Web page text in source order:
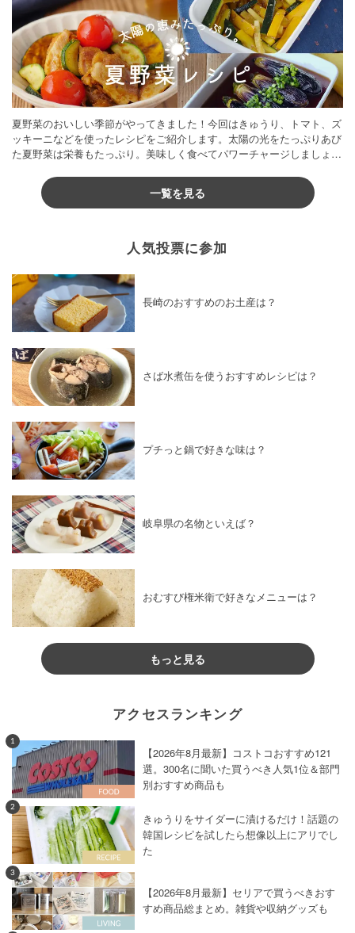
夏野菜のおいしい季節がやってきました！今回はきゅうり、トマト、ズ
ッキーニなどを使ったレシピをご紹介します。太陽の光をたっぷりあび
た夏野菜は栄養もたっぷり。美味しく食べてパワーチャージしましょう
一覧を見る
人気投票に参加
長崎のおすすめのお土産は？
さば水煮缶を使うおすすめレシピは？
プチっと鍋で好きな味は？
岐阜県の名物といえば？
おむすび権米衛で好きなメニューは？
もっと見る
アクセスランキング
1
【2026年8月最新】コストコおすすめ121
選。300名に聞いた買うべき人気1位＆部門
別おすすめ商品も
2
きゅうりをサイダーに漬けるだけ！話題の
韓国レシピを試したら想像以上にアリでし
た
3
【2026年8月最新】セリアで買うべきおす
すめ商品総まとめ。雑貨や収納グッズも